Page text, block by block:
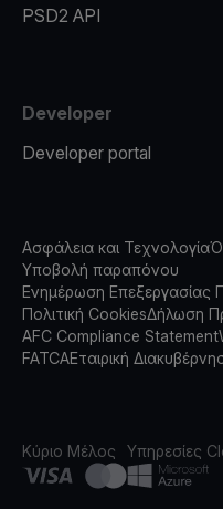
PSD2 API
Developer
Developer portal
Ασφάλεια και Τεχνολογία
Υποβολή παραπόνου
Ενημέρωση
Πολιτική CookiesΔήλωση
AFC Compliance Statement
FATCAΕταιρική
Κύριο Μέλος Υπηρεσίες